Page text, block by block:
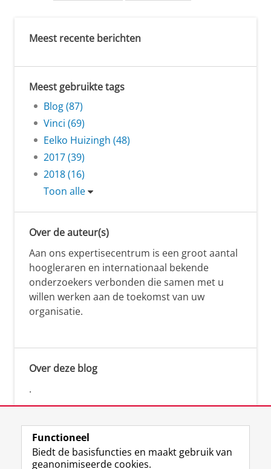
Meest recente berichten
Meest gebruikte tags
Blog (87)
Vinci (69)
Eelko Huizingh (48)
2017 (39)
2018 (16)
Toon alle
Over de auteur(s)
Aan ons expertisecentrum is een groot aantal
hoogleraren en internationaal bekende
onderzoekers verbonden die samen met u
willen werken aan de toekomst van uw
organisatie.
Over deze blog
.
Functioneel
Biedt de basisfuncties en maakt gebruik van
geanonimiseerde cookies.